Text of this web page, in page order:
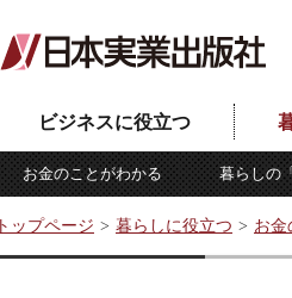
ビジネスに役立つ
お金のことがわかる 暮らしの
トップページ 暮らしに役立つ お金